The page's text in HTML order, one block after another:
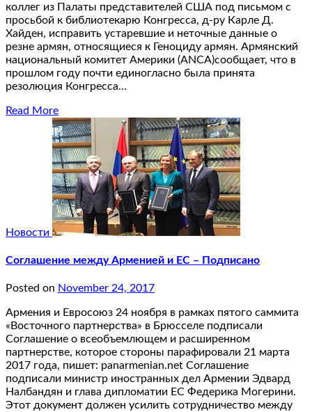
коллег из Палаты представителей США под письмом с
просьбой к библиотекарю Конгресса, д-ру Карле Д.
Хайден, исправить устаревшие и неточные данные о
резне армян, относящиеся к Геноциду армян. Армянский
национальный комитет Америки (ANCA)сообщает, что в
прошлом году почти единогласно была принята
резолюция Конгресса…
Read More
Новости
Соглашение между Арменией и ЕС – Подписано
Posted on November 24, 2017
Армения и Евросоюз 24 ноября в рамках пятого саммита
«Восточного партнерства» в Брюсселе подписали
Соглашение о всеобъемлющем и расширенном
партнерстве, которое стороны парафировали 21 марта
2017 года, пишет: panarmenian.net Соглашение
подписали министр иностранных дел Армении Эдвард
Налбандян и глава дипломатии ЕС Федерика Могерини.
Этот документ должен усилить сотрудничество между